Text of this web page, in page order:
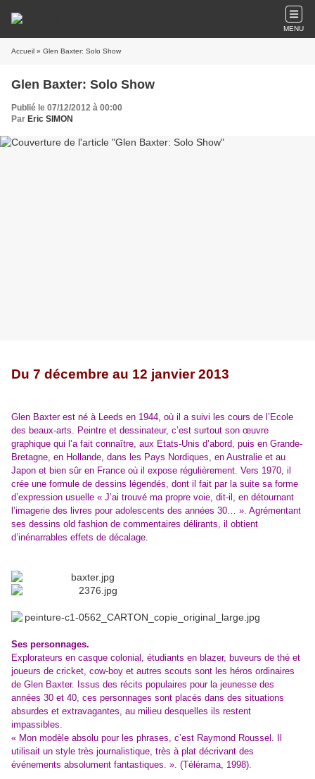
MENU
Accueil » Glen Baxter: Solo Show
Glen Baxter: Solo Show
Publié le 07/12/2012 à 00:00
Par Eric SIMON
Du 7 décembre au 12 janvier 2013
Glen Baxter est né à Leeds en 1944, où il a suivi les cours de l’Ecole
des beaux-arts. Peintre et dessinateur, c’est surtout son œuvre
graphique qui l’a fait connaître, aux Etats-Unis d’abord, puis en Grande-
Bretagne, en Hollande, dans les Pays Nordiques, en Australie et au
Japon et bien sûr en France où il expose régulièrement. Vers 1970, il
crée une formule de dessins légendés, dont il fait par la suite sa forme
d’expression usuelle « J’ai trouvé ma propre voie, dit-il, en détournant
l’imagerie des livres pour adolescents des années 30… ». Agrémentant
ses dessins old fashion de commentaires délirants, il obtient
d’inénarrables effets de décalage.
Ses personnages.
Explorateurs en casque colonial, étudiants en blazer, buveurs de thé et
joueurs de cricket, cow-boy et autres scouts sont les héros ordinaires
de Glen Baxter. Issus des récits populaires pour la jeunesse des
années 30 et 40, ces personnages sont placés dans des situations
absurdes et extravagantes, au milieu desquelles ils restent
impassibles.
« Mon modèle absolu pour les phrases, c’est Raymond Roussel. Il
utilisait un style très journalistique, très à plat décrivant des
événements absolument fantastiques. ». (Télérama, 1998).